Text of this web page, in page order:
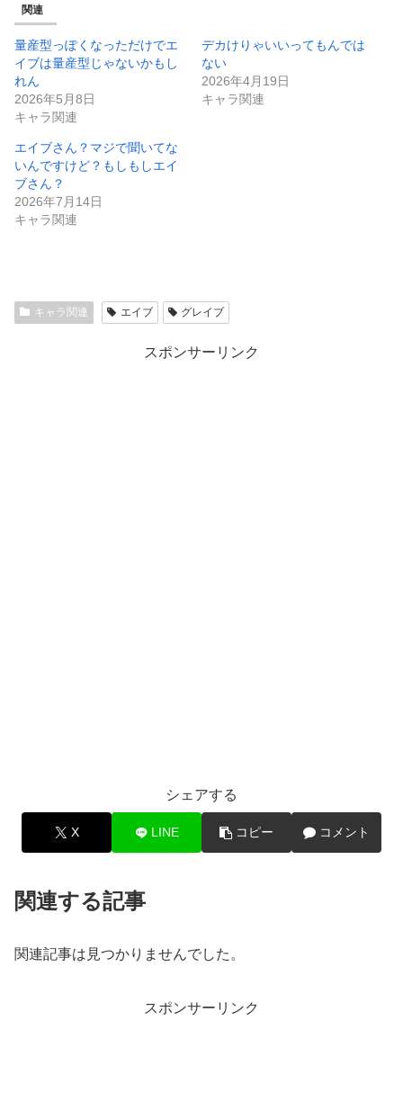
関連
量産型っぽくなっただけでエ
イブは量産型じゃないかもし
れん
2026年5月8日
キャラ関連
デカけりゃいいってもんでは
ない
2026年4月19日
キャラ関連
エイブさん？マジで聞いてな
いんですけど？もしもしエイ
ブさん？
2026年7月14日
キャラ関連
キャラ関連 エイブ グレイブ
スポンサーリンク
シェアする
X LINE コピー コメント
関連する記事
関連記事は見つかりませんでした。
スポンサーリンク